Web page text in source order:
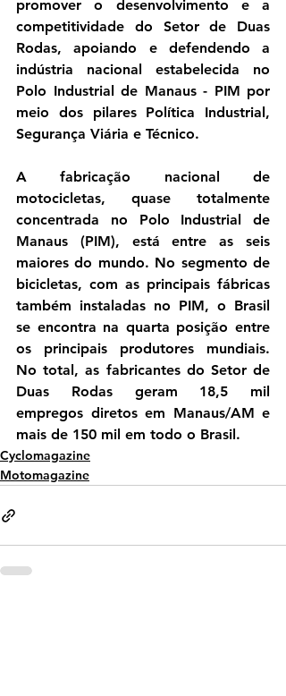
promover o desenvolvimento e a
competitividade do Setor de Duas
Rodas, apoiando e defendendo a
indústria nacional estabelecida no
Polo Industrial de Manaus - PIM por
meio dos pilares Política Industrial,
Segurança Viária e Técnico.
A fabricação nacional de
motocicletas, quase totalmente
concentrada no Polo Industrial de
Manaus (PIM), está entre as seis
maiores do mundo. No segmento de
bicicletas, com as principais fábricas
também instaladas no PIM, o Brasil
se encontra na quarta posição entre
os principais produtores mundiais.
No total, as fabricantes do Setor de
Duas Rodas geram 18,5 mil
empregos diretos em Manaus/AM e
mais de 150 mil em todo o Brasil.
Cyclomagazine
Motomagazine